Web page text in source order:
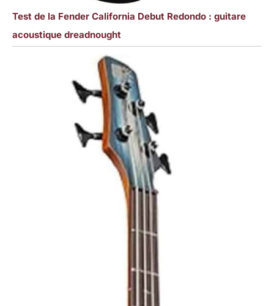
Test de la Fender California Debut Redondo : guitare
acoustique dreadnought